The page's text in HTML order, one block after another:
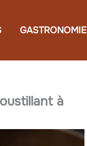
GASTRONOMIE
à